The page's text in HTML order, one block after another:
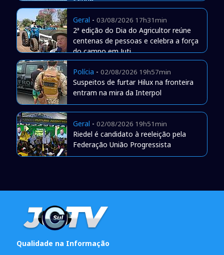
Geral - 03/08/2026 17h31min
2ª edição do Dia do Agricultor reúne
centenas de pessoas e celebra a força
do campo em Juti
Polícia - 02/08/2026 19h57min
Suspeitos de furtar Hilux na fronteira
entram na mira da Interpol
Geral - 02/08/2026 19h51min
Riedel é candidato à reeleição pela
Federação União Progressista
Qualidade na Informação